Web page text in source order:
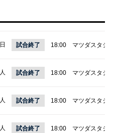
試合終了 18:00 マツダスタジ
試合終了 18:00 マツダスタジ
試合終了 18:00 マツダスタジ
試合終了 18:00 マツダスタジ